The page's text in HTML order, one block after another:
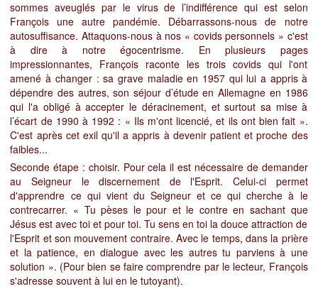
sommes aveuglés par le virus de l’indifférence qui est selon
François une autre pandémie. Débarrassons-nous de notre
autosuffisance. Attaquons-nous à nos « covids personnels » c'est
à dire à notre égocentrisme. En plusieurs pages
impressionnantes, François raconte les trois covids qui l'ont
amené à changer : sa grave maladie en 1957 qui lui a appris à
dépendre des autres, sonséjour d’étude en Allemagne en 1986
qui l'a obligé à accepter le déracinement, et surtout sa mise à
l’écart de 1990 à 1992 : « Ils m'ont licencié, et ils ont bien fait ».
C'est après cet exil qu'il a appris à devenir patient et proche des
faibles...
Seconde étape : choisir. Pour cela il est nécessaire de demander
au Seigneur le discernement de l'Esprit. Celui-ci permet
d'apprendre ce qui vient du Seigneur et ce qui cherche à le
contrecarrer. « Tu pèses le pour et le contre en sachant que
Jésus est avec toi et pour toi. Tu sens en toi la douce attraction de
l'Esprit et son mouvement contraire. Avec le temps, dans la prière
et la patience, en dialogue avec les autres tu parviens à une
solution ». (Pour bien se faire comprendre par le lecteur, François
s'adresse souvent à lui en le tutoyant).